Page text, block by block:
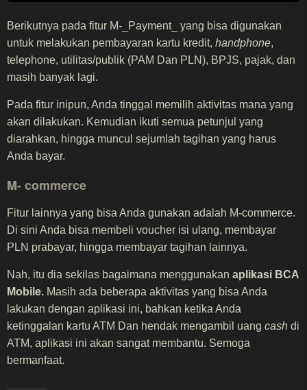
Berikutnya pada fitur M-_Payment_ yang bisa digunakan
untuk melakukan pembayaran kartu kredit, handphone,
telephone, utilitas/publik (PAM Dan PLN), BPJS, pajak, dan
masih banyak lagi.
Pada fitur inipun, Anda tinggal memilih aktivitas mana yang
akan dilakukan. Kemudian ikuti semua petunjul yang
diarahkan, hingga muncul sejumlah tagihan yang harus
Anda bayar.
M- commerce
Fitur lainnya yang bisa Anda gunakan adalah M-commerce.
Di sini Anda bisa membeli voucher isi ulang, membayar
PLN prabayar, hingga membayar tagihan lainnya.
Nah, itu dia sekilas bagaimana menggunakan aplikasi BCA
Mobile. Masih ada beberapa aktivitas yang bisa Anda
lakukan dengan aplikasi ini, bahkan ketika Anda
ketinggalan kartu ATM Dan hendak mengambil uang cash di
ATM, aplikasi ini akan sangat membantu. Semoga
bermanfaat.